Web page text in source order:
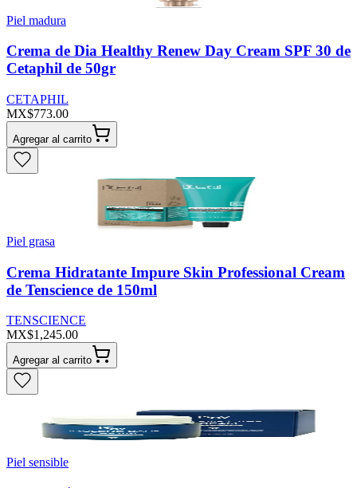
Piel madura
Crema de Dia Healthy Renew Day Cream SPF 30 de
Cetaphil de 50gr
CETAPHIL
MX$773.00
Agregar al carrito
Piel grasa
Crema Hidratante Impure Skin Professional Cream
de Tenscience de 150ml
TENSCIENCE
MX$1,245.00
Agregar al carrito
Piel sensible